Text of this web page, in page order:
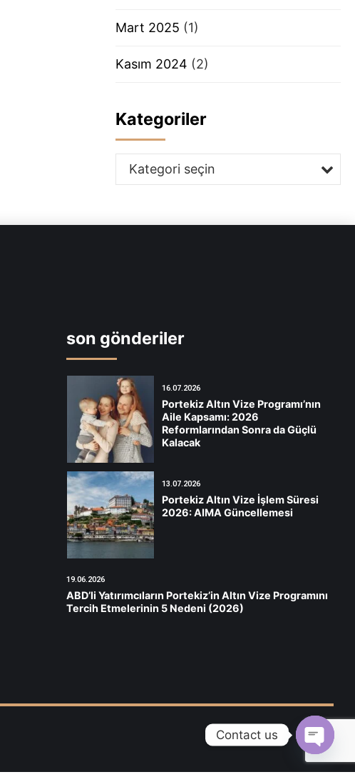
Mart 2025 (1)
Kasım 2024 (2)
Kategoriler
Kategori seçin
son gönderiler
16.07.2026
Portekiz Altın Vize Programı’nın
Aile Kapsamı: 2026
Reformlarından Sonra da Güçlü
Kalacak
13.07.2026
Portekiz Altın Vize İşlem Süresi
2026: AIMA Güncellemesi
19.06.2026
ABD’li Yatırımcıların Portekiz’in Altın Vize Programını
Tercih Etmelerinin 5 Nedeni (2026)
Contact us
Open